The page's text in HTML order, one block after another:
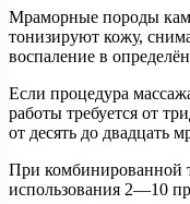
Мраморные породы
тонизируют кожу,
воспаление в
Если процедура
работы требуется от
от десять до двадцать
При комбинированной
использования 2—10